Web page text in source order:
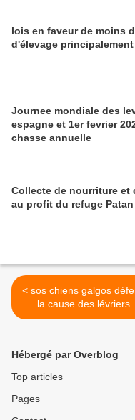
lois en faveur de moins
d'élevage principalement
Journee mondiale des
espagne et 1er fevrier
chasse annuelle
Collecte de nourriture et
au profit du refuge
< sos chiens galgos défend
la cause des lévriers
d'Espagne à Animal'art
Hébergé par Overblog
Top articles
Pages